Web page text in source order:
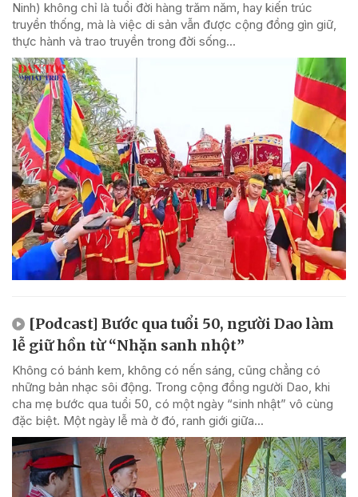
Ninh) không chỉ là tuổi đời hàng trăm năm, hay kiến trúc
truyền thống, mà là việc di sản vẫn được cộng đồng gìn giữ,
thực hành và trao truyền trong đời sống...
[Podcast] Bước qua tuổi 50, người Dao làm
lễ giữ hồn từ “Nhặn sanh nhột”
Không có bánh kem, không có nến sáng, cũng chẳng có
những bản nhạc sôi động. Trong cộng đồng người Dao, khi
cha mẹ bước qua tuổi 50, có một ngày “sinh nhật” vô cùng
đặc biệt. Một ngày lễ mà ở đó, ranh giới giữa...